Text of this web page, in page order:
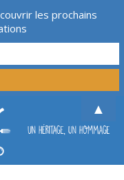
les prochains
▲